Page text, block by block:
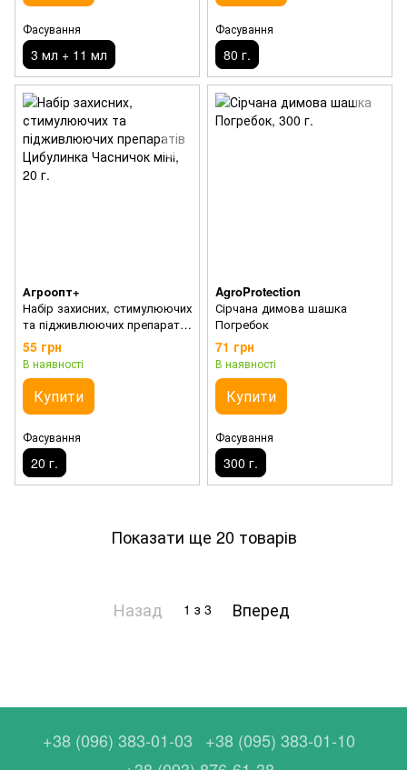
Фасування
3 мл + 11 мл
Фасування
80 г.
Агроопт+
Набір захисних, стимулюючих
та підживлюючих препаратів
Цибулинка Часничок міні
55 грн
В наявності
Купити
Фасування
20 г.
AgroProtection
Сірчана димова шашка
Погребок
71 грн
В наявності
Купити
Фасування
300 г.
Показати ще 20 товарів
Назад 1 з 3 Вперед
+38 (096) 383-01-03
+38 (095) 383-01-10